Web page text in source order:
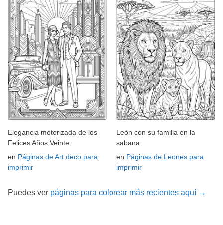
Elegancia motorizada de los
Felices Años Veinte
en Páginas de Art deco para
imprimir
León con su familia en la
sabana
en Páginas de Leones para
imprimir
Puedes ver páginas para colorear más recientes aquí →